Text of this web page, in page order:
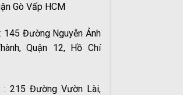
Gò Vấp HCM
145 Đường Nguyễn Ảnh
Quận 12, Hồ Chí
: 215 Đường Vườn Lài,